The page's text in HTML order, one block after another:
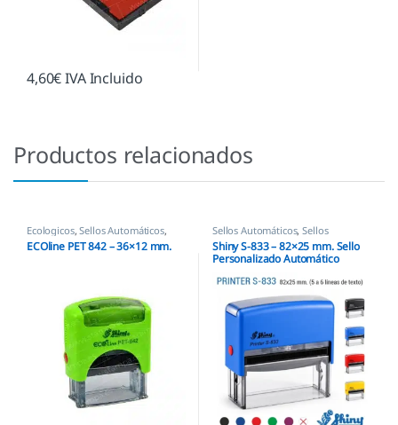
4,60€IVA Incluido
Productos relacionados
Ecologicos,Sellos Automáticos,
Shiny
ECOline PET 842 – 36×12 mm.
Sellos Automáticos,Sellos
empresas,Shiny
Shiny S-833 – 82×25 mm. Sello
Personalizado Automático